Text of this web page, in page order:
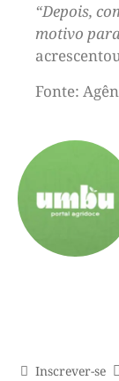
“Depois,
motivo
Fonte:
Inscrever-se